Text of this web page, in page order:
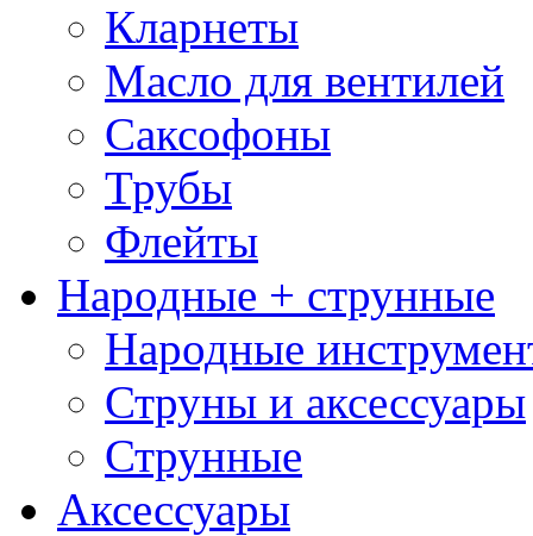
Кларнеты
Масло для вентилей
Саксофоны
Трубы
Флейты
Народные + струнные
Народные
Струны и аксессуары
Струнные
Аксессуары